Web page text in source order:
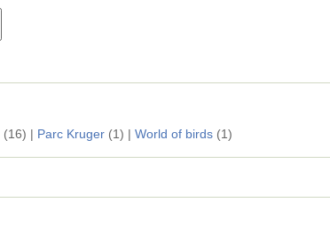
(16) | Parc Kruger(1) | World of birds(1)